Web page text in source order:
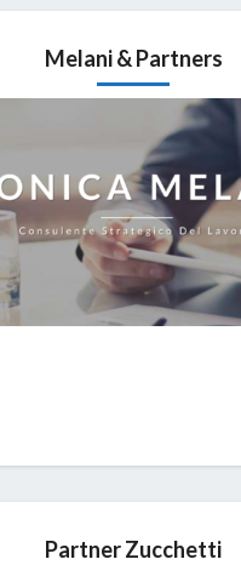
Melani & Partners
Partner Zucchetti